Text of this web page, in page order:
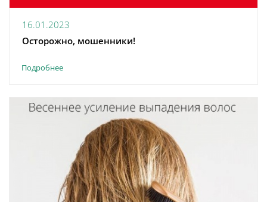
16.01.2023
Осторожно, мошенники!
Подробнее